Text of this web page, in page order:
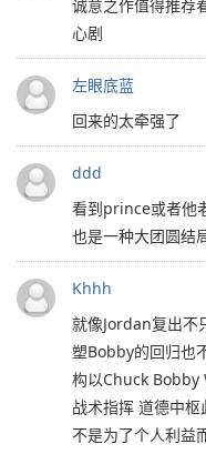
诚意之作值得推荐
心剧
左眼底蓝
回来的太牵强了
ddd
看到prince或者他
也是一种大团圆结
Khhh
就像Jordan复出不
塑Bobby的回归也
构以Chuck Bobby
战术指挥 道德中
不是为了个人利益